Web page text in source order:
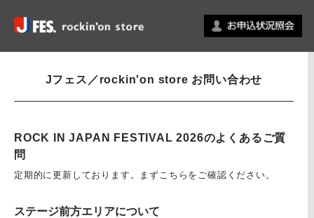
Jフェス／rockin'on store お問い合わせ
ROCK IN JAPAN FESTIVAL 2026のよくあるご質
問
定期的に更新しております。まずこちらをご確認ください。
ステージ前方エリアについて